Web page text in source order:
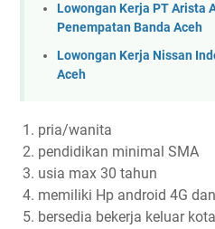
Lowongan Kerja PT Arista
Penempatan Banda Aceh
Lowongan Kerja Nissan
Aceh
pria/wanita
pendidikan minimal SMA
usia max 30 tahun
memiliki Hp android 4G
bersedia bekerja keluar kota